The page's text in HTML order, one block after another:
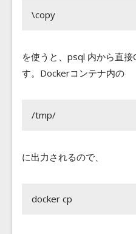
\copy
を使うと、psql 内から直接
す。Dockerコンテナ内の
/tmp/
に出力されるので、
docker cp